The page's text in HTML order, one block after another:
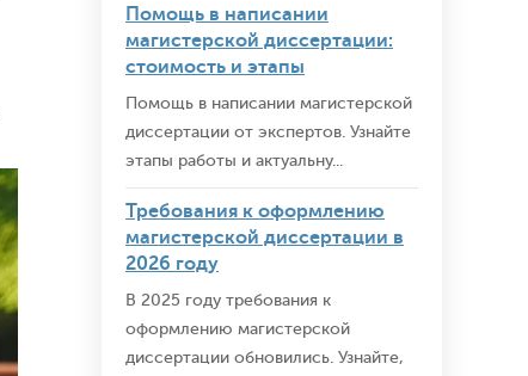
Помощь в написании
магистерской диссертации:
стоимость и этапы
Помощь в написании магистерской
диссертации от экспертов. Узнайте
этапы работы и актуальну...
Требования к оформлению
магистерской диссертации в
2026 году
В 2025 году требования к
оформлению магистерской
диссертации обновились. Узнайте,